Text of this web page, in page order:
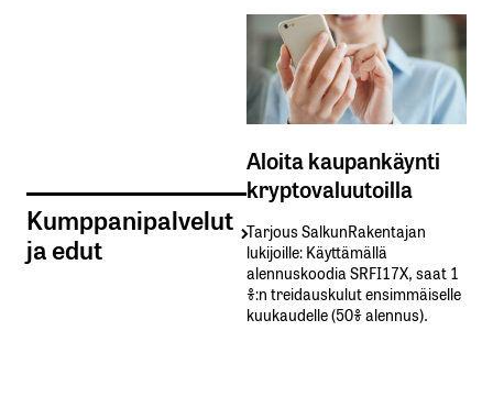
Kumppanipalvelut
ja edut
Aloita kaupankäynti
kryptovaluutoilla
Tarjous SalkunRakentajan
lukijoille: Käyttämällä​ ​
alennuskoodia​ ​SRFI17X,​ ​saat​ ​1
%:n treidauskulut​ ​ensimmäiselle​ ​
kuukaudelle​ ​(50%​ ​alennus).